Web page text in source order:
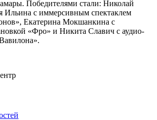
Победителями стали: Николай
Ильина с иммерсивным спектаклем
Екатерина Мокшанкина с
«Фро» и Никита Славич с аудио-